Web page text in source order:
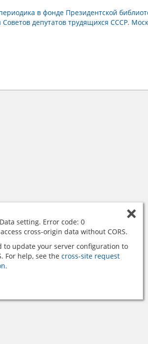
в фонде Президентской
Советов депутатов трудящихся СССР.
setting. Error code: 0
cross-origin data without CORS.
to update your server configuration to
For help, see the cross-site request